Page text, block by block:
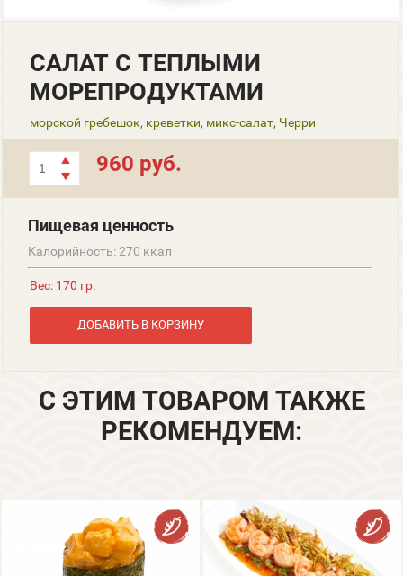
САЛАТ С ТЕПЛЫМИ
МОРЕПРОДУКТАМИ
морской гребешок, креветки, микс-салат, Черри
960 руб.
Пищевая ценность
Калорийность: 270 ккал
Вес: 170 гр.
ДОБАВИТЬ В КОРЗИНУ
С ЭТИМ ТОВАРОМ ТАКЖЕ
РЕКОМЕНДУЕМ: